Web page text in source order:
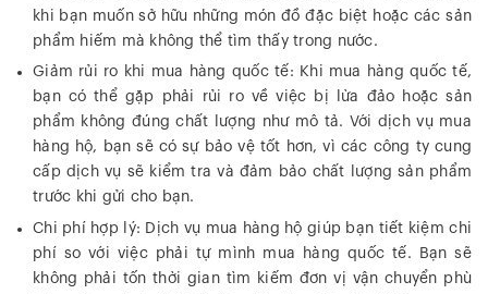
khi bạn muốn sở hữu những món đồ đặc biệt hoặc các sản
phẩm hiếm mà không thể tìm thấy trong nước.
Giảm rủi ro khi mua hàng quốc tế: Khi mua hàng quốc tế,
bạn có thể gặp phải rủi ro về việc bị lừa đảo hoặc sản
phẩm không đúng chất lượng như mô tả. Với dịch vụ mua
hàng hộ, bạn sẽ có sự bảo vệ tốt hơn, vì các công ty cung
cấp dịch vụ sẽ kiểm tra và đảm bảo chất lượng sản phẩm
trước khi gửi cho bạn.
Chi phí hợp lý: Dịch vụ mua hàng hộ giúp bạn tiết kiệm chi
phí so với việc phải tự mình mua hàng quốc tế. Bạn sẽ
không phải tốn thời gian tìm kiếm đơn vị vận chuyển phù